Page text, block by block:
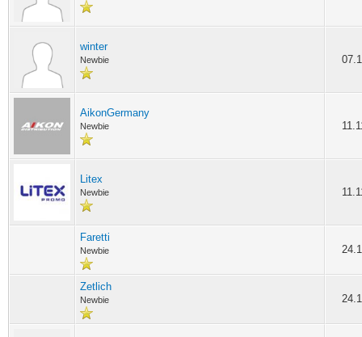
winter
Newbie
AikonGermany
Newbie
Litex
Newbie
Faretti
Newbie
Zetlich
Newbie